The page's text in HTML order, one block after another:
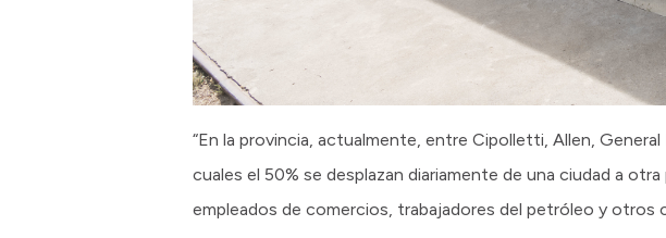
“En la provincia, actualmente, entre Cipolletti, Allen,
cuales el 50% se desplazan diariamente de una ciudad a
empleados de comercios, trabajadores del petróleo y otros